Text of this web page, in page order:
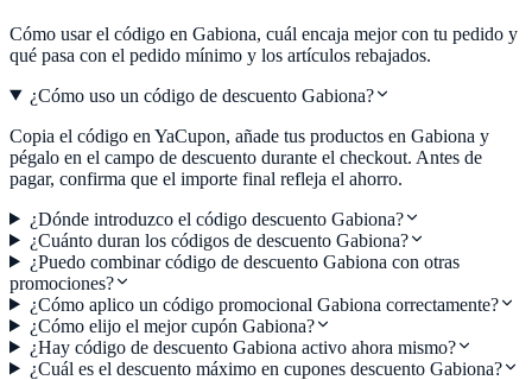
Cómo usar el código en Gabiona, cuál encaja mejor con tu pedido y
qué pasa con el pedido mínimo y los artículos rebajados.
¿Cómo uso un código de descuento Gabiona?
Copia el código en YaCupon, añade tus productos en Gabiona y
pégalo en el campo de descuento durante el checkout. Antes de
pagar, confirma que el importe final refleja el ahorro.
¿Dónde introduzco el código descuento Gabiona?
¿Cuánto duran los códigos de descuento Gabiona?
¿Puedo combinar código de descuento Gabiona con otras
promociones?
¿Cómo aplico un código promocional Gabiona correctamente?
¿Cómo elijo el mejor cupón Gabiona?
¿Hay código de descuento Gabiona activo ahora mismo?
¿Cuál es el descuento máximo en cupones descuento Gabiona?